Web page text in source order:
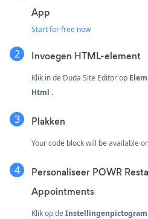
App
Start for free now
Invoegen HTML-element
Klik in de Duda Site Editor op
Html .
Plakken
Your code block will be available
Personaliseer POWR
Appointments
Klik op de